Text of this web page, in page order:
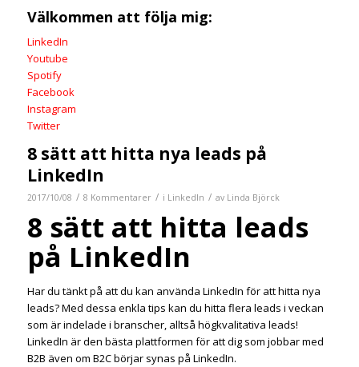
Välkommen att följa mig:
LinkedIn
Youtube
Spotify
Facebook
Instagram
Twitter
8 sätt att hitta nya leads på
LinkedIn
2017/10/08 / 8 Kommentarer / i LinkedIn / av Linda Björck
8 sätt att hitta leads
på LinkedIn
Har du tänkt på att du kan använda LinkedIn för att hitta nya
leads? Med dessa enkla tips kan du hitta flera leads i veckan
som är indelade i branscher, alltså högkvalitativa leads!
LinkedIn är den bästa plattformen för att dig som jobbar med
B2B även om B2C börjar synas på LinkedIn.